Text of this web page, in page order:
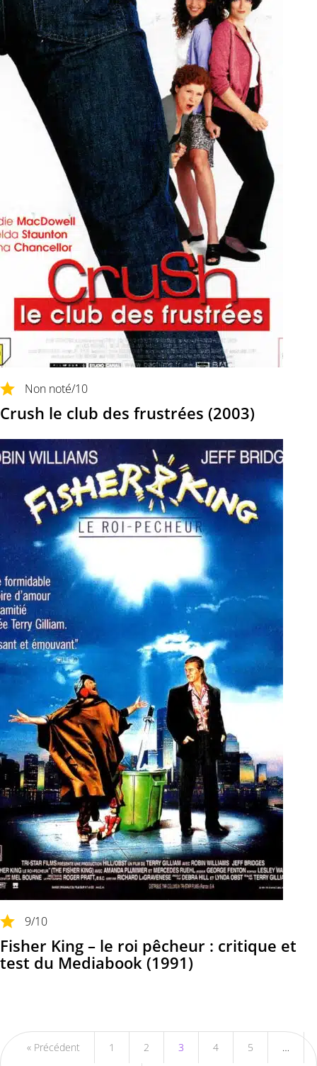
Non noté/10
Crush le club des frustrées (2003)
9/10
Fisher King – le roi pêcheur : critique et
test du Mediabook (1991)
« Précédent 1 2 3 4 5 …